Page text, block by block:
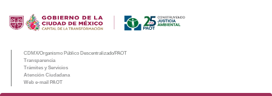
CDMX/Organismo Público Descentralizado/PAOT
Transparencia
Trámites y Servicios
Atención Ciudadana
Web e-mail PAOT